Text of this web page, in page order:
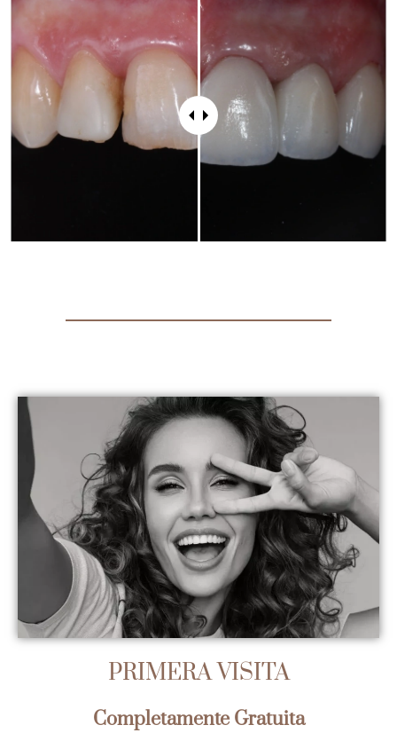
PRIMERA VISITA
Completamente Gratuita